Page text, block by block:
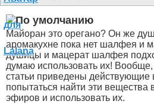
Майоран это орегано? Он же
аромакухне пока нет шалфея и
душицы и мацерат шалфея
думаю использовать их!
статьи приведены
попытаться найти эти вещества
эфиров и использовать их.